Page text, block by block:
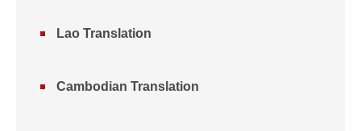
Lao Translation
Cambodian Translation